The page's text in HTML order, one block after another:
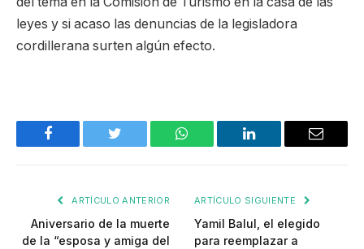
leyes y si acaso las denuncias de la legisladora
cordillerana surten algún efecto.
Facebook Twitter WhatsApp LinkedIn Email
ARTÍCULO ANTERIOR
Aniversario de la muerte
de la “esposa y amiga del
ARTÍCULO SIGUIENTE
Yamil Balul, el elegido
para reemplazar a